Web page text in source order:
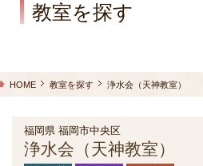
教室を探す
HOME 教室を探す 浄水会（天神教室）
福岡県 福岡市中央区
浄水会（天神教室）